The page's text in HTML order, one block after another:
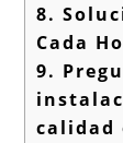
8.
Cada
9.
calidad